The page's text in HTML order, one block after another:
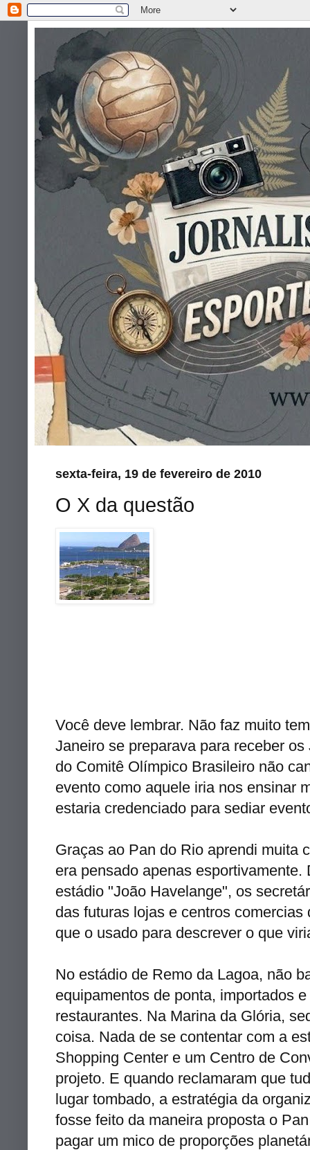
sexta-feira, 19 de fevereiro de 2010
O X da questão
Você deve lembrar. Não faz muito
Janeiro se preparava para receber
do Comitê Olímpico Brasileiro não
evento como aquele iria nos ensinar
estaria credenciado para sediar
Graças ao Pan do Rio aprendi muita
era pensado apenas
estádio "João Havelange", os
das futuras lojas e centros
que o usado para descrever o que
No estádio de Remo da Lagoa, não
equipamentos de ponta, importados
restaurantes. Na Marina da Glória,
coisa. Nada de se contentar com a
Shopping Center e um Centro de
projeto. E quando reclamaram que
lugar tombado, a estratégia da
fosse feito da maneira proposta o
pagar um mico de proporções